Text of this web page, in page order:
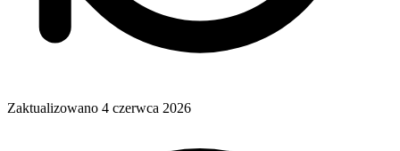
Zaktualizowano 4 czerwca 2026